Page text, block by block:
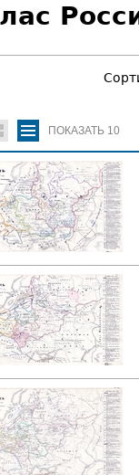
ПОКАЗАТЬ 10